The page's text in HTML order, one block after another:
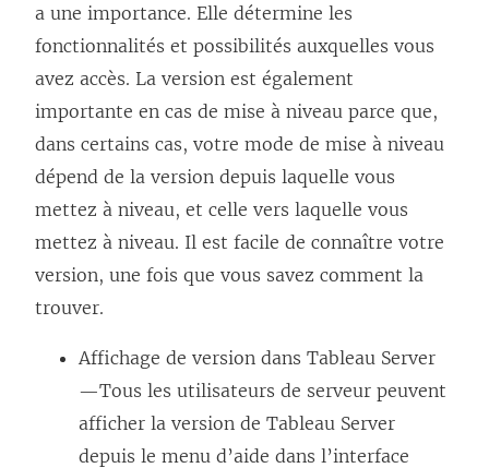
a une importance. Elle détermine les
fonctionnalités et possibilités auxquelles vous
avez accès. La version est également
importante en cas de mise à niveau parce que,
dans certains cas, votre mode de mise à niveau
dépend de la version depuis laquelle vous
mettez à niveau, et celle vers laquelle vous
mettez à niveau. Il est facile de connaître votre
version, une fois que vous savez comment la
trouver.
Affichage de version dans Tableau Server
—Tous les utilisateurs de serveur peuvent
afficher la version de Tableau Server
depuis le menu d’aide dans l’interface